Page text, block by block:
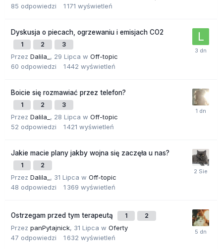
85 odpowiedzi 1 171 wyświetleń
Dyskusja o piecach, ogrzewaniu i emisjach CO2
1 2 3
Przez Dalila_ , 29 Lipca w Off-topic
60 odpowiedzi 1 442 wyświetleń
Boicie się rozmawiać przez telefon?
1 2 3
Przez Dalila_ , 28 Lipca w Off-topic
52 odpowiedzi 1 421 wyświetleń
Jakie macie plany jakby wojna się zaczęła u nas?
1 2
Przez Dalila_ , 31 Lipca w Off-topic
48 odpowiedzi 1 369 wyświetleń
Ostrzegam przed tym terapeutą 1 2
Przez panPytajnick, 31 Lipca w Oferty
47 odpowiedzi 1 632 wyświetleń